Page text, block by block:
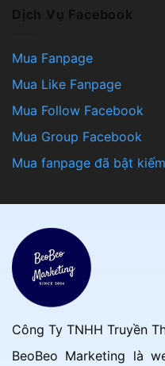
Dịch Vụ Facebook
Mua Fanpage
Mua Like Fanpage
Mua Follow Facebook
Mua Group Facebook
Mua fanpage đã bật
Công Ty TNHH Truyền
BeoBeo Marketing là